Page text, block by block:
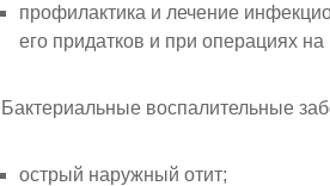
профилактика и лечение
его придатков и при операциях на
Бактериальные воспалительные
острый наружный отит;